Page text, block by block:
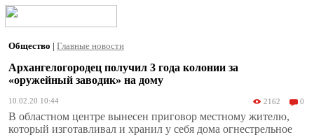
Общество | Главные новости
Архангелогородец получил 3 года колонии за
«оружейный заводик» на дому
10.02.20 10:44 2162 0
В областном центре вынесен приговор местному жителю,
который изготавливал и хранил у себя дома огнестрельное